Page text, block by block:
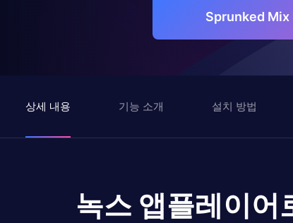
Sprunked Mix
상세 내용 기능 소개 설치 방법
녹스 앱플레이어